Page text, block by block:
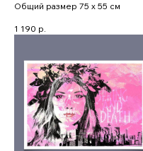
Общий размер 75 x 55 см
1 190 р.